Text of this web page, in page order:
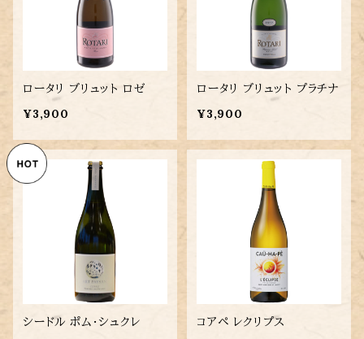
ロータリ ブリュット ロゼ
¥3,900
ロータリ ブリュット プラチナ
¥3,900
シードル ポム・シュクレ コアペ レクリプス